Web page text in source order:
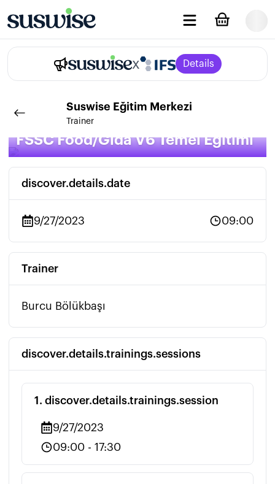
x Details
Suswise Eğitim Merkezi
Trainer
FSSC Food/Gıda V6 Temel Eğitimi
discover.details.date
9/27/2023 09:00
Trainer
Burcu Bölükbaşı
discover.details.trainings.sessions
1 . discover.details.trainings.session
9/27/2023
09:00 - 17:30